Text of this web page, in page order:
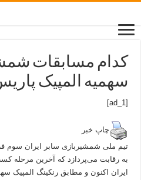
کدام مسابقات
سهمیه المپیک
[ad_1]
چاپ خبر
تیم ملی شمشیربازی سابر ایران سوم
به رقابت می‌پردازد که آخرین مرحله
ایران اکنون و مطابق رنکینگ المپیک